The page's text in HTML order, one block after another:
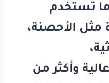
ما تستخدم
مثل الأحصنة،
وأكثر من